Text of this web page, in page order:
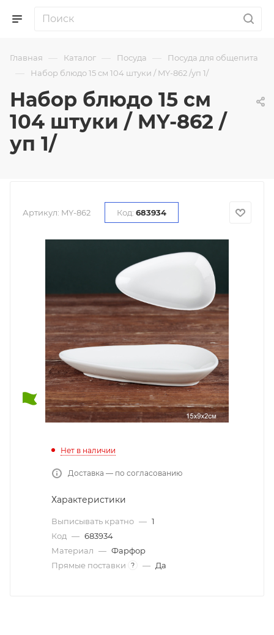
Главная — Каталог — Посуда — Посуда для общепита
— Набор блюдо 15 см 104 штуки / MY-862 /уп 1/
Набор блюдо 15 см
104 штуки / MY-862 /
уп 1/
Артикул: MY-862 Код: 683934
Нет в наличии
Доставка — по согласованию
Характеристики
Выписывать кратно — 1
Код — 683934
Материал — Фарфор
Прямые поставки
? — Да